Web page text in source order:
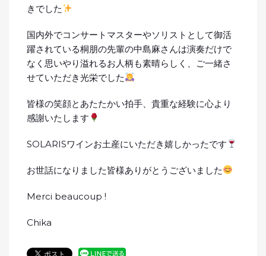
きでした
国内外でコンサートマスターやソリストとして御活
躍されている桐朋の先輩の中島麻さんは演奏だけで
なく思いやり溢れるお人柄も素晴らしく、ご一緒さ
せていただき光栄でした
皆様の笑顔とあたたかい拍手、貴重な経験に心より
感謝いたします
SOLARISワインお土産にいただき嬉しかったです
お世話になりました皆様ありがとうございました
Merci beaucoup !
Chika